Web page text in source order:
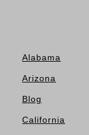
Alabama
Arizona
Blog
California